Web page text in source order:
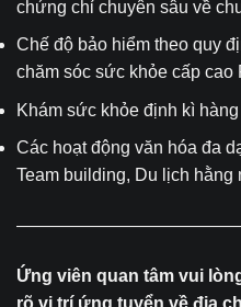
chứng chỉ chuyên sâu về
Chế độ bảo hiểm theo quy
chăm sóc sức khỏe cấp cao
Khám sức khỏe định kì
Các hoạt động văn hóa đa
Team building, Du lịch hằng
Ứng viên quan tâm vui
rõ vị trí ứng tuyển về địa